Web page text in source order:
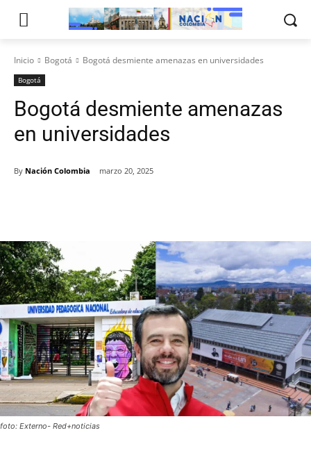
Inicio Bogotá Bogotá desmiente amenazas en universidades
Bogotá
Bogotá desmiente amenazas
en universidades
By Nación Colombia marzo 20, 2025
foto: Externo- Red+noticias